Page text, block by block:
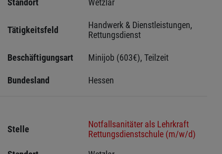
Standort
Wetzlar
Tätigkeitsfeld
Handwerk & Dienstleistungen,
Rettungsdienst
Beschäftigungsart Minijob (603€), Teilzeit
Bundesland Hessen
Stelle
Notfallsanitäter als Lehrkraft
Rettungsdienstschule (m/w/d)